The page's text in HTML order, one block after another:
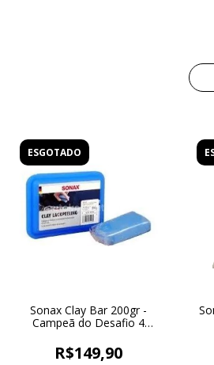
ESGOTADO
Sonax Clay Bar 200gr -
Campeã do Desafio 4
R$149,90